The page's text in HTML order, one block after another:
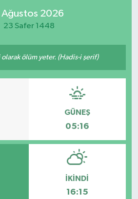
Ağustos 2026
23 Safer 1448
ölüm yeter. (Hadis-i şerif)
GÜNEŞ
05:16
İKINDI
16:15